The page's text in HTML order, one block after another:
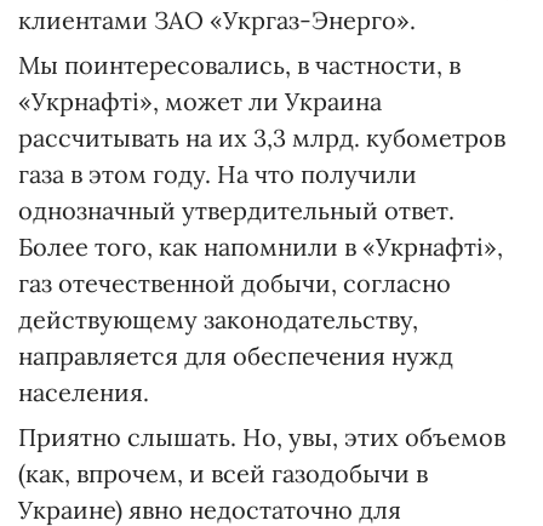
клиентами ЗАО «Укргаз-Энерго».
Мы поинтересовались, в частности, в
«Укрнафті», может ли Украина
расcчитывать на их 3,3 млрд. кубометров
газа в этом году. На что получили
однозначный утвердительный ответ.
Более того, как напомнили в «Укрнафті»,
газ отечественной добычи, согласно
действующему законодательству,
направляется для обеспечения нужд
населения.
Приятно слышать. Но, увы, этих объемов
(как, впрочем, и всей газодобычи в
Украине) явно недостаточно для